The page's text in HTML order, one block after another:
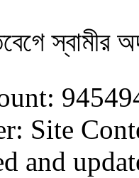
স্বামীর
Site
and